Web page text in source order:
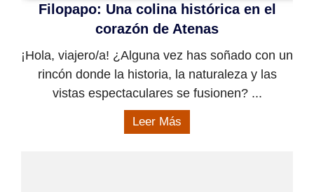
Filopapo: Una colina histórica en el
corazón de Atenas
¡Hola, viajero/a! ¿Alguna vez has soñado con un
rincón donde la historia, la naturaleza y las
vistas espectaculares se fusionen? ...
Leer Más